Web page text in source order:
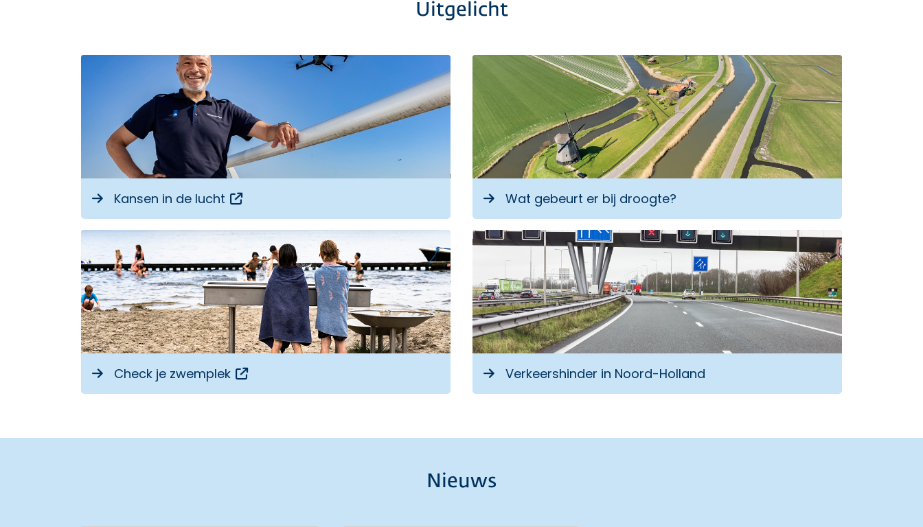
Uitgelicht
Kansen in de lucht Wat gebeurt er bij droogte?
Check je zwemplek Verkeershinder in Noord-Holland
Nieuws